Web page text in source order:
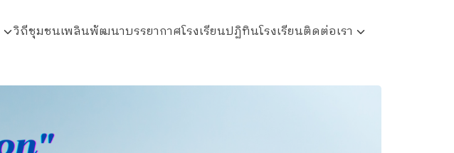
วิถีชุมชนเพลินพัฒนาบรรยากาศโรงเรียนปฏิทินโรงเรียนติดต่อเรา